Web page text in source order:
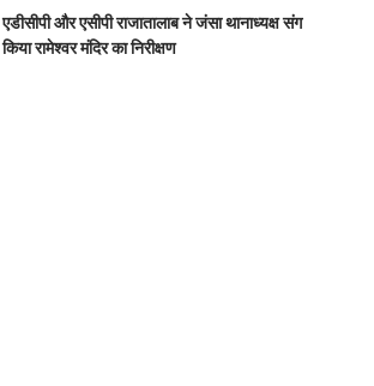
एडीसीपी और एसीपी राजातालाब ने जंसा थानाध्यक्ष संग
किया रामेश्वर मंदिर का निरीक्षण